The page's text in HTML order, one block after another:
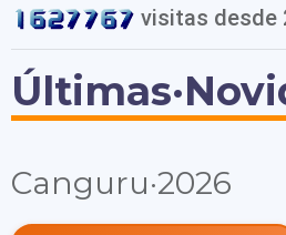
visitas desde
Canguru·2026